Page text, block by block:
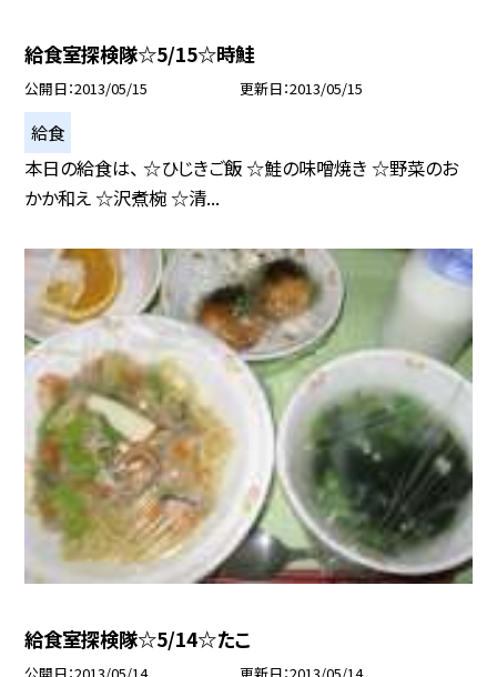
給食室探検隊☆5/15☆時鮭
公開日 2013/05/15 更新日 2013/05/15
給食
本日の給食は、 ☆ひじきご飯 ☆鮭の味噌焼き ☆野菜のお
かか和え ☆沢煮椀 ☆清...
給食室探検隊☆5/14☆たこ